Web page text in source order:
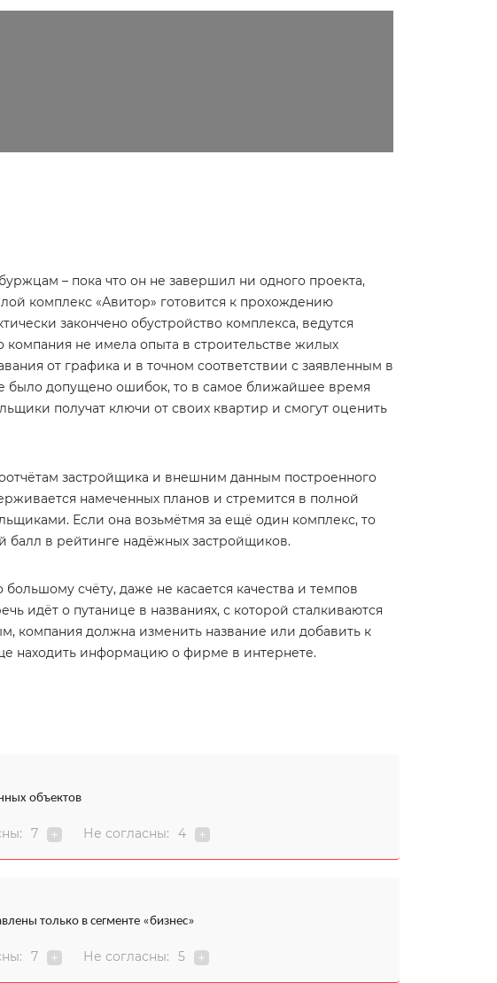
– пока что он не завершил ни одного проекта,
комплекс «Авитор» готовится к прохождению
закончено обустройство комплекса, ведутся
компания не имела опыта в строительстве жилых
от графика и в точном соответствии с заявленным в
было допущено ошибок, то в самое ближайшее время
получат ключи от своих квартир и смогут оценить
застройщика и внешним данным построенного
намеченных планов и стремится в полной
Если она возьмётмя за ещё один комплекс, то
балл в рейтинге надёжных застройщиков.
счёту, даже не касается качества и темпов
идёт о путанице в названиях, с которой сталкиваются
компания должна изменить название или добавить к
находить информацию о фирме в интернете.
объектов
7 Не согласны: 4
только в сегменте «бизнес»
7 Не согласны: 5